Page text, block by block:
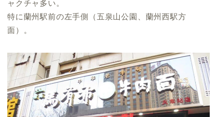
ャクチャ多い。
特に蘭州駅前の左手側（五泉山公園、蘭州西駅方
面）。